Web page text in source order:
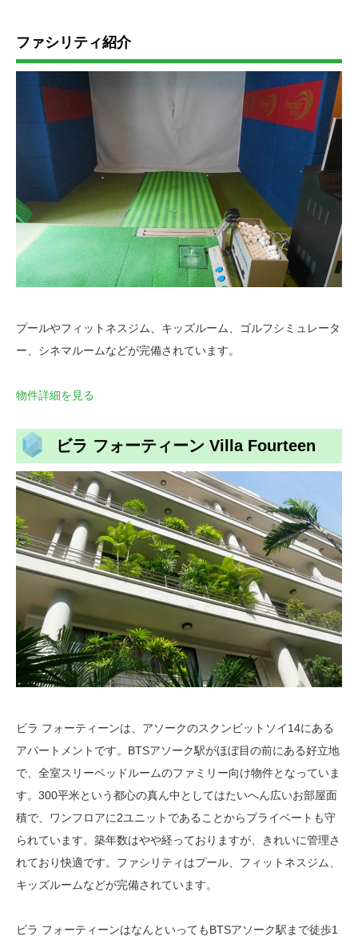
ファシリティ紹介
プールやフィットネスジム、キッズルーム、ゴルフシミュレータ
ー、シネマルームなどが完備されています。
物件詳細を見る
ビラ フォーティーン Villa Fourteen
ビラ フォーティーンは、アソークのスクンビットソイ14にある
アパートメントです。BTSアソーク駅がほぼ目の前にある好立地
で、全室スリーベッドルームのファミリー向け物件となっていま
す。300平米という都心の真ん中としてはたいへん広いお部屋面
積で、ワンフロアに2ユニットであることからプライベートも守
られています。築年数はやや経っておりますが、きれいに管理さ
れており快適です。ファシリティはプール、フィットネスジム、
キッズルームなどが完備されています。
ビラ フォーティーンはなんといってもBTSアソーク駅まで徒歩1